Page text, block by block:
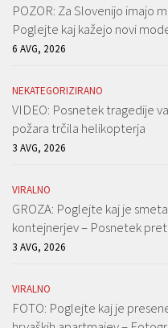
POZOR: Za Slovenijo imajo
Poglejte kaj kažejo novi
6 AVG, 2026
NEKATEGORIZIRANO
VIDEO: Posnetek tragedije
požara trčila helikopterja
3 AVG, 2026
VIRALNO
GROZA: Poglejte kaj je
kontejnerjev – Posnetek
3 AVG, 2026
VIRALNO
FOTO: Poglejte kaj je